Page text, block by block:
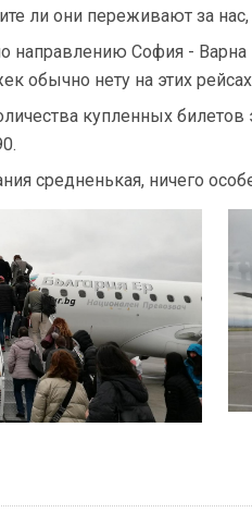
ли они переживают за
направлению София -
обычно нету на этих
купленных
средненькая, ничего